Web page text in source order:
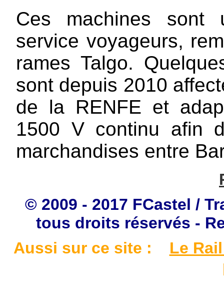
Ces machines sont
service voyageurs,
rames Talgo.
sont depuis 2010
de la RENFE et
1500 V continu afin
marchandises entre
© 2009 - 2017 FCastel /
tous droits réservés -
Aussi sur ce site :
Le